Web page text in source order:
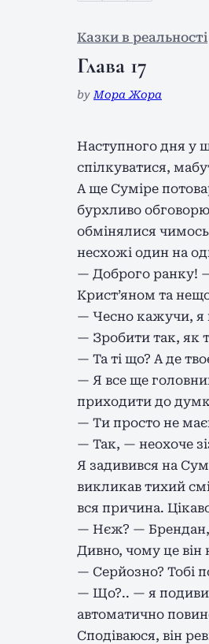
Казки в реальності
Глава 17
by Мора Жора
Наступного дня у
спілкуватися,
А ще Суміре
бурхливо
обмінялися
несхожі один на
— Доброго ранку!
Крист’яном та
— Чесно кажучи, я
— Зробити так, як
— Та ті що? А де
— Я все ще
приходити до
— Ти просто не
— Так, — неохоче
Я задивився на
викликав тихий
вся причина.
— Нєж? — Брендан,
Дивно, чому це
— Серйозно? Тобі
— Що?.. — я
автоматично
Сподіваюся, він